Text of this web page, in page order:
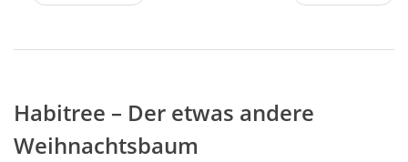
Habitree – Der etwas andere
Weihnachtsbaum